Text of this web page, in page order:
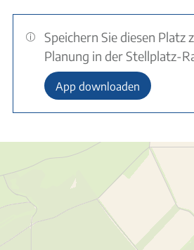
Speichern Sie diesen Platz
Planung in der Stellplatz-
App downloaden